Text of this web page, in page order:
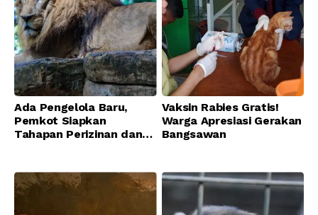
Ada Pengelola Baru,
Pemkot Siapkan
Tahapan Perizinan dan
Vaksin Rabies Gratis!
Warga Apresiasi Gerakan
Bangsawan